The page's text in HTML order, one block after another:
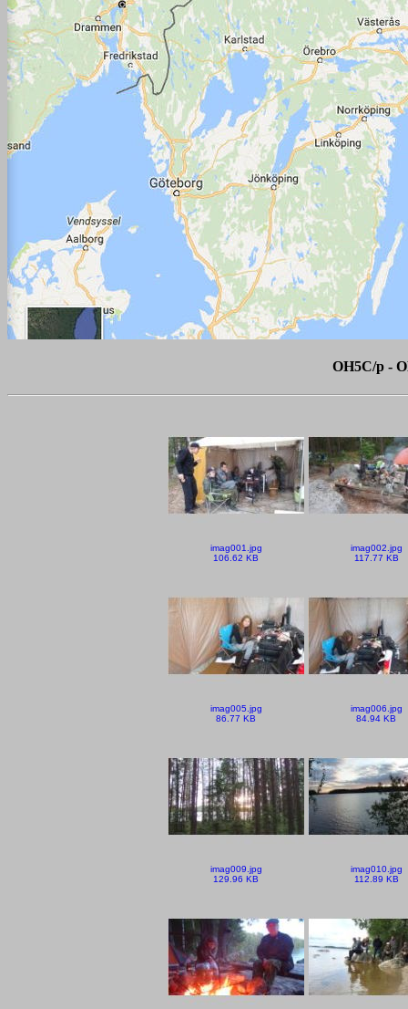
OH5C/p -
imag001.jpg
106.62 KB
imag002.jpg
117.77 KB
imag005.jpg
86.77 KB
imag006.jpg
84.94 KB
imag009.jpg
129.96 KB
imag010.jpg
112.89 KB